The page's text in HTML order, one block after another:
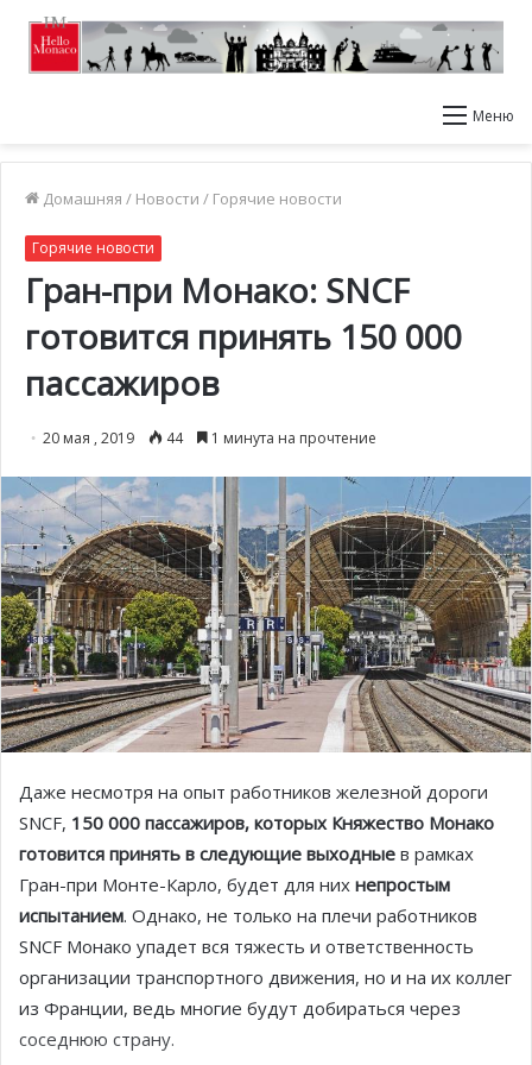
Меню
Домашняя / Новости / Горячие новости
Горячие новости
Гран-при Монако: SNCF
готовится принять 150 000
пассажиров
20 мая , 2019 44 1 минута на прочтение
Даже несмотря на опыт работников железной дороги
SNCF, 150 000 пассажиров, которых Княжество Монако
готовится принять в следующие выходные в рамках
Гран-при Монте-Карло, будет для них непростым
испытанием. Однако, не только на плечи работников
SNCF Монако упадет вся тяжесть и ответственность
организации транспортного движения, но и на их коллег
из Франции, ведь многие будут добираться через
соседнюю страну.